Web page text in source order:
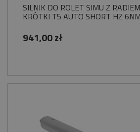
SILNIK DO ROLET SIMU Z
KRÓTKI T5 AUTO SHORT HZ
941,00 zł